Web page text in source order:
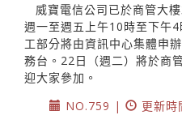
威寶電信公司已於商管大
週一至週五上午10時至下午
工部分將由資訊中心集體申
務台。22日（週二）將於商
迎大家參加。
NO.759 |
更新